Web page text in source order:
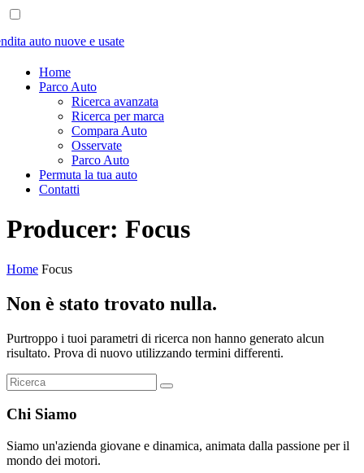
Home
Parco Auto
Ricerca avanzata
Ricerca per marca
Compara Auto
Osservate
Parco Auto
Permuta la tua auto
Contatti
Producer: Focus
Home Focus
Non è stato trovato nulla.
Purtroppo i tuoi parametri di ricerca non hanno generato alcun
risultato. Prova di nuovo utilizzando termini differenti.
Chi Siamo
Siamo un'azienda giovane e dinamica, animata dalla passione per il
mondo dei motori.